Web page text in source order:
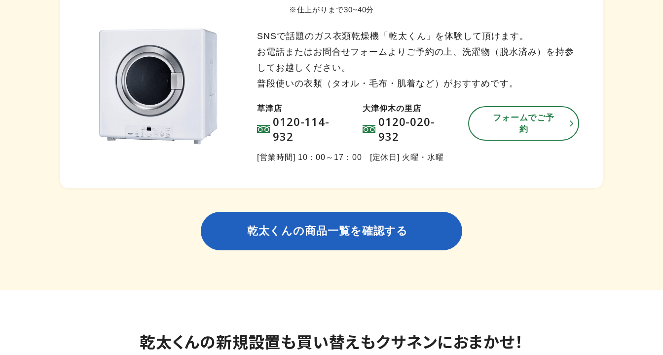
※仕上がりまで30~40分
SNSで話題のガス衣類乾燥機「乾太くん」を体験して頂けます。
お電話またはお問合せフォームよりご予約の上、洗濯物（脱水済み）を持参
してお越しください。
普段使いの衣類（タオル・毛布・肌着など）がおすすめです。
草津店
0120-114-
932
大津仰木の里店
0120-020-
932
フォームでご予
約
[営業時間] 10：00～17：00 [定休日] 火曜・水曜
乾太くんの商品一覧を確認する
乾太くんの新規設置も買い替えもクサネンにおまかせ！